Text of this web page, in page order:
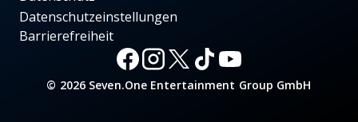
Datenschutzeinstellungen
Barrierefreiheit
© 2026 Seven.One Entertainment Group GmbH